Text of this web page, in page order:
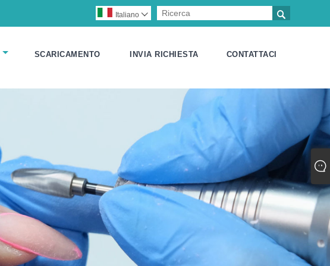

Italiano 
SCARICAMENTO INVIA RICHIESTA CONTATTACI